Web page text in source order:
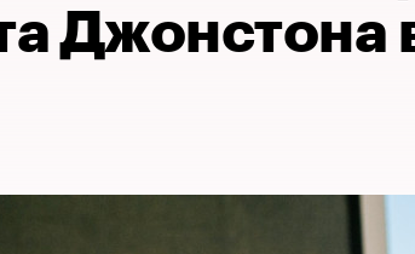
Джонстона